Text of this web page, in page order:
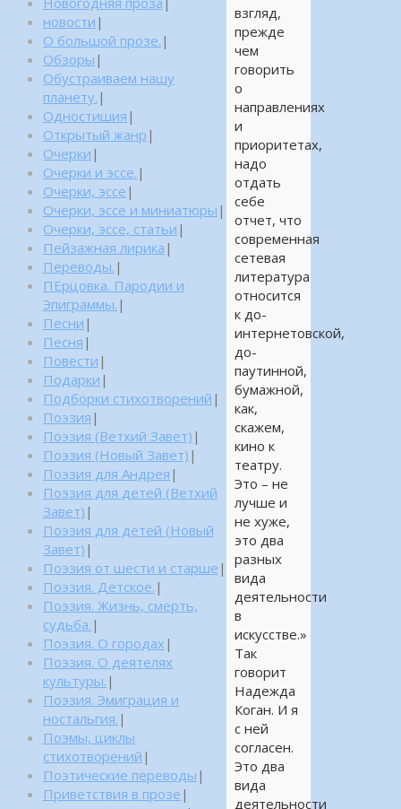
взгляд,
прежде
чем
говорить
о
направлениях
и
приоритетах,
надо
отдать
себе
отчет, что
современная
сетевая
литература
относится
к до-
интернетовской,
до-
паутинной,
бумажной,
как,
скажем,
кино к
театру.
Это – не
лучше и
не хуже,
это два
разных
вида
деятельности
в
искусстве.»
Так
говорит
Надежда
Коган. И я
с ней
согласен.
Это два
вида
деятельности
новости |
О большой прозе. |
Обзоры |
Обустраиваем нашу
планету. |
Одностишия |
Открытый жанр |
Очерки |
Очерки и эссе. |
Очерки, эссе |
Очерки, эссе и миниатюры |
Очерки, эссе, статьи |
Пейзажная лирика |
Переводы. |
ПЕрцовка. Пародии и
Эпиграммы. |
Песни |
Песня |
Повести |
Подарки |
Подборки стихотворений |
Поэзия |
Поэзия (Ветхий Завет) |
Поэзия (Новый Завет) |
Поэзия для Андрея |
Поэзия для детей (Ветхий
Завет) |
Поэзия для детей (Новый
Завет) |
Поэзия от шести и старше |
Поэзия. Детское. |
Поэзия. Жизнь, смерть,
судьба. |
Поэзия. О городах |
Поэзия. О деятелях
культуры. |
Поэзия. Эмиграция и
ностальгия. |
Поэмы, циклы
стихотворений |
Поэтические переводы |
Приветствия в прозе |